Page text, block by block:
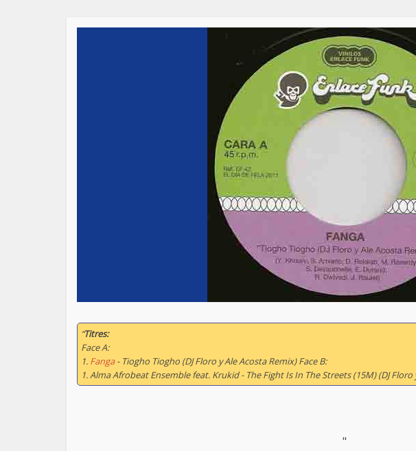
Article créé le : 09/03/2011
Enlace Funk Medias: Enlace Funk
“Titres:
Face A:
1. Fanga- Tiogho Tiogho (DJ Floro y Ale Acosta Remix) Face B:
1. Alma Afrobeat Ensemble feat. Krukid - The Fight Is In The Streets (15M) (DJ
"